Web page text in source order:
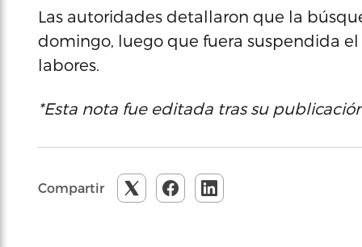
Las autoridades detallaron que la
domingo, luego que fuera suspendida
labores.
*Esta nota fue editada tras su
Compartir